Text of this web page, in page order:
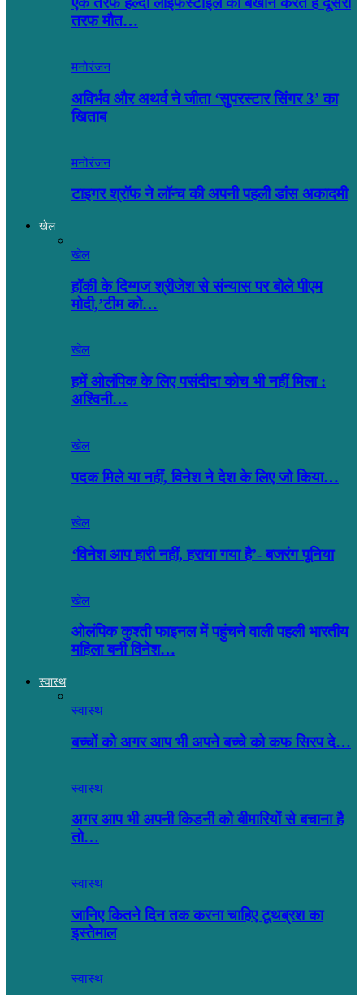
तरफ मौत…
मनोरंजन
अविर्भव और अथर्व ने जीता ‘सुपरस्टार सिंगर 3’ का
खिताब
मनोरंजन
टाइगर श्रॉफ ने लॉन्च की अपनी पहली डांस अकादमी
खेल
खेल
हॉकी के दिग्गज श्रीजेश से संन्यास पर बोले पीएम
मोदी,’टीम को…
खेल
हमें ओलंपिक के लिए पसंदीदा कोच भी नहीं मिला :
अश्विनी…
खेल
पदक मिले या नहीं, विनेश ने देश के लिए जो किया…
खेल
‘विनेश आप हारी नहीं, हराया गया है’- बजरंग पूनिया
खेल
ओलंपिक कुश्ती फाइनल में पहुंचने वाली पहली भारतीय
महिला बनी विनेश…
स्वास्थ
स्वास्थ
बच्चों को अगर आप भी अपने बच्चे को कफ सिरप दे…
स्वास्थ
अगर आप भी अपनी किडनी को बीमारियों से बचाना है
तो…
स्वास्थ
जानिए कितने दिन तक करना चाहिए टूथब्रश का
इस्तेमाल
स्वास्थ